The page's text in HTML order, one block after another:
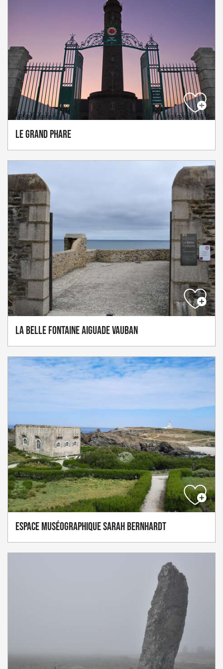
Le Grand Phare
La Belle Fontaine Aiguade Vauban
Espace Muséographique Sarah Bernhardt